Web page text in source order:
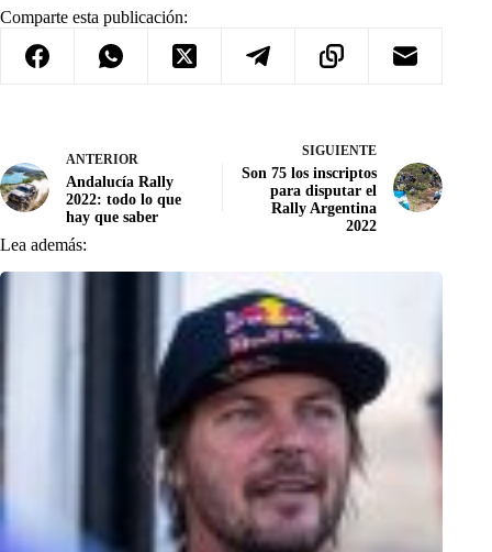
Comparte esta publicación:
ANTERIOR
Andalucía Rally
2022: todo lo que
hay que saber
SIGUIENTE
Son 75 los inscriptos
para disputar el
Rally Argentina
2022
Lea además: